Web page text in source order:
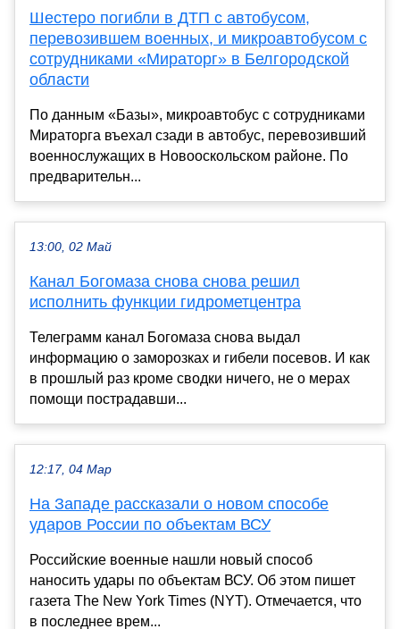
Шестеро погибли в ДТП с автобусом,
перевозившем военных, и микроавтобусом с
сотрудниками «Мираторг» в Белгородской
области
По данным «Базы», микроавтобус с сотрудниками
Мираторга въехал сзади в автобус, перевозивший
военнослужащих в Новооскольском районе. По
предварительн...
13:00, 02 Май
Канал Богомаза снова снова решил
исполнить функции гидрометцентра
Телеграмм канал Богомаза снова выдал
информацию о заморозках и гибели посевов. И как
в прошлый раз кроме сводки ничего, не о мерах
помощи пострадавши...
12:17, 04 Мар
На Западе рассказали о новом способе
ударов России по объектам ВСУ
Российские военные нашли новый способ
наносить удары по объектам ВСУ. Об этом пишет
газета The New York Times (NYT). Отмечается, что
в последнее врем...